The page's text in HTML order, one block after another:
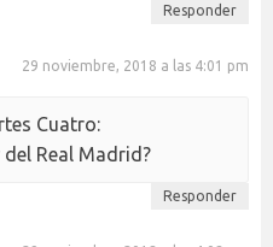
Responder
29 noviembre, 2018 a las 4:01 pm
Cuatro:
Real Madrid?
Responder